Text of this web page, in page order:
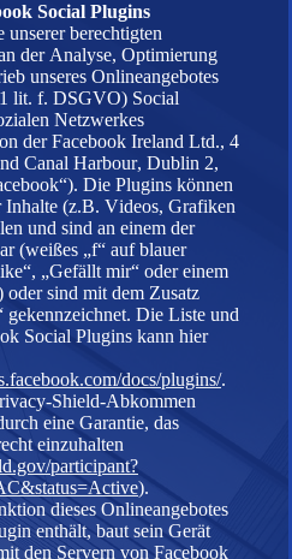
Social Plugins
berechtigten
der Analyse, Optimierung
unseres Onlineangebotes
lit. f. DSGVO) Social
Netzwerkes
der Facebook Ireland Ltd., 4
Canal Harbour, Dublin 2,
Die Plugins können
Inhalte (z.B. Videos, Grafiken
und sind an einem der
(weißes „f“ auf blauer
„Gefällt mir“ oder einem
oder sind mit dem Zusatz
gekennzeichnet. Die Liste und
Social Plugins kann hier
docs/plugins/.
Shield-Abkommen
eine Garantie, das
einzuhalten
participant?
).
dieses Onlineangebotes
enthält, baut sein Gerät
den Servern von Facebook